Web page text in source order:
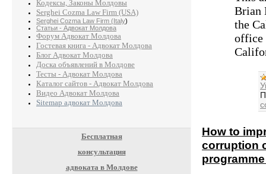
Кодексы, Законы Молдовы
Serghei Cozma Law Firm (USA)
Serghei Cozma Law Firm (Italy)
Статьи - Адвокат Молдова
Форум Адвокат Молдова
Гостевая книга - Адвокат Молдова
Блог Адвокат Молдова
Доска объявлений в Молдове
Тесты - Адвокат Молдова
Каталог сайтов - Адвокат Молдова
Видео Адвокат Молдова
Sitemap адвокат Молдова
Бесплатная
консультация
адвоката в Молдове
Brian
the
office
How to
corruption